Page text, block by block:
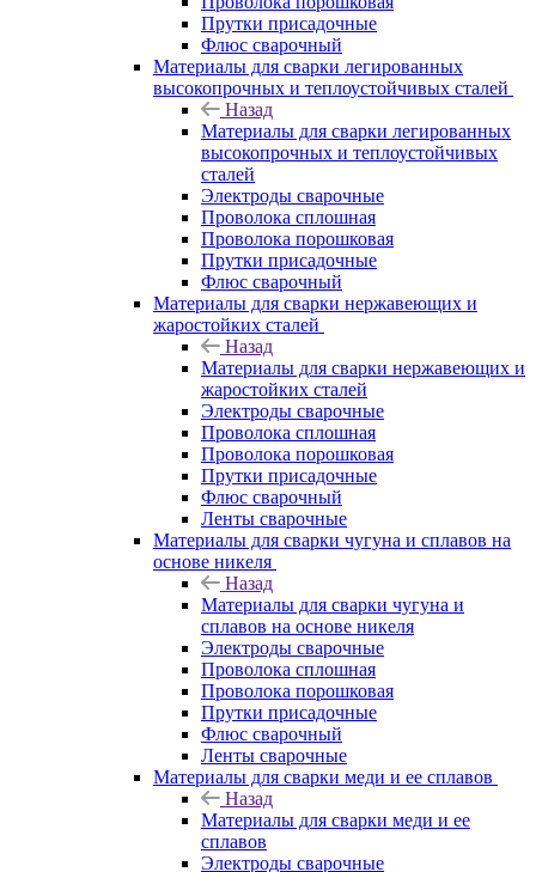
Прутки присадочные
Флюс сварочный
Материалы для сварки легированных
высокопрочных и теплоустойчивых сталей
Назад
Материалы для сварки легированных
высокопрочных и теплоустойчивых
сталей
Электроды сварочные
Проволока сплошная
Проволока порошковая
Прутки присадочные
Флюс сварочный
Материалы для сварки нержавеющих и
жаростойких сталей
Назад
Материалы для сварки нержавеющих и
жаростойких сталей
Электроды сварочные
Проволока сплошная
Проволока порошковая
Прутки присадочные
Флюс сварочный
Ленты сварочные
Материалы для сварки чугуна и сплавов на
основе никеля
Назад
Материалы для сварки чугуна и
сплавов на основе никеля
Электроды сварочные
Проволока сплошная
Проволока порошковая
Прутки присадочные
Флюс сварочный
Ленты сварочные
Материалы для сварки меди и ее сплавов
Назад
Материалы для сварки меди и ее
сплавов
Электроды сварочные